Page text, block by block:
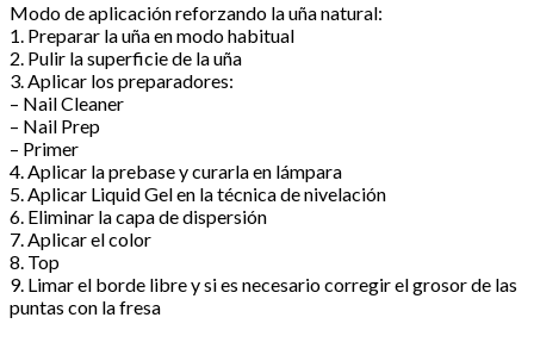
Modo de aplicación reforzando la uña natural:
1. Preparar la uña en modo habitual
2. Pulir la superficie de la uña
3. Aplicar los preparadores:
– Nail Cleaner
– Nail Prep
– Primer
4. Aplicar la prebase y curarla en lámpara
5. Aplicar Liquid Gel en la técnica de nivelación
6. Eliminar la capa de dispersión
7. Aplicar el color
8. Top
9. Limar el borde libre y si es necesario corregir el grosor de las
puntas con la fresa